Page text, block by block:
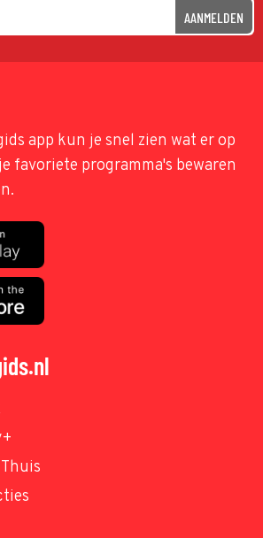
AANMELDEN
app kun je snel zien wat er op
favoriete programma's bewaren